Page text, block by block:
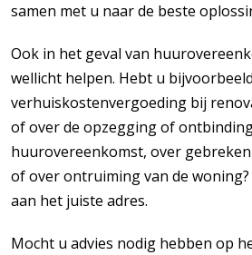
samen met u naar de beste
Ook in het geval van
wellicht helpen. Hebt u
verhuiskostenvergoeding bij
of over de opzegging of
huurovereenkomst, over
of over ontruiming van de
aan het juiste adres.
Mocht u advies nodig hebben op